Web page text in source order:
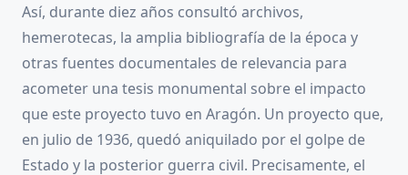
Así, durante diez años consultó archivos,
hemerotecas, la amplia bibliografía de la época y
otras fuentes documentales de relevancia para
acometer una tesis monumental sobre el impacto
que este proyecto tuvo en Aragón. Un proyecto que,
en julio de 1936, quedó aniquilado por el golpe de
Estado y la posterior guerra civil. Precisamente, el